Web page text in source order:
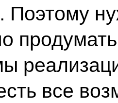
Поэтому
все